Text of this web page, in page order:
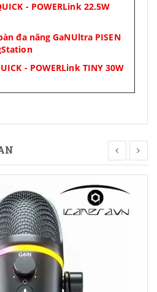
- POWERLink 22.5W
đa năng GaNUltra PISEN
- POWERLink TINY 30W